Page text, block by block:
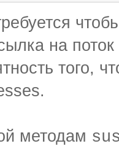
на
того,
методам